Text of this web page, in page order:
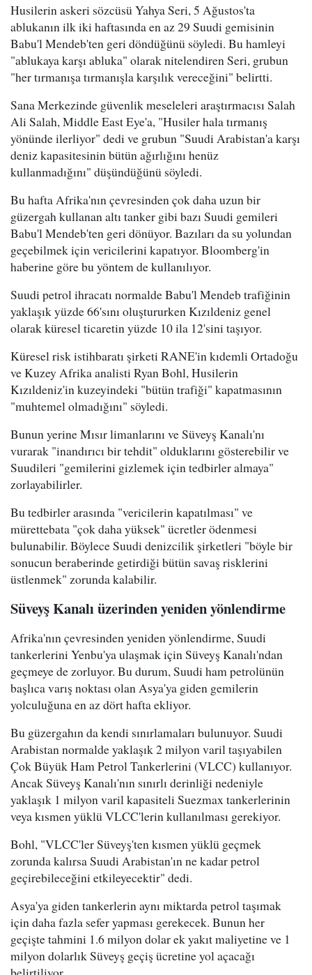
Husilerin askeri sözcüsü Yahya Seri, 5 Ağustos'ta
ablukanın ilk iki haftasında en az 29 Suudi gemisinin
Babu'l Mendeb'ten geri döndüğünü söyledi. Bu hamleyi
"ablukaya karşı abluka" olarak nitelendiren Seri, grubun
"her tırmanışa tırmanışla karşılık vereceğini" belirtti.
Sana Merkezinde güvenlik meseleleri araştırmacısı Salah
Ali Salah, Middle East Eye'a, "Husiler hala tırmanış
yönünde ilerliyor" dedi ve grubun "Suudi Arabistan'a karşı
deniz kapasitesinin bütün ağırlığını henüz
kullanmadığını" düşündüğünü söyledi.
Bu hafta Afrika'nın çevresinden çok daha uzun bir
güzergah kullanan altı tanker gibi bazı Suudi gemileri
Babu'l Mendeb'ten geri dönüyor. Bazıları da su yolundan
geçebilmek için vericilerini kapatıyor. Bloomberg'in
haberine göre bu yöntem de kullanılıyor.
Suudi petrol ihracatı normalde Babu'l Mendeb trafiğinin
yaklaşık yüzde 66'sını oluştururken Kızıldeniz genel
olarak küresel ticaretin yüzde 10 ila 12'sini taşıyor.
Küresel risk istihbaratı şirketi RANE'in kıdemli Ortadoğu
ve Kuzey Afrika analisti Ryan Bohl, Husilerin
Kızıldeniz'in kuzeyindeki "bütün trafiği" kapatmasının
"muhtemel olmadığını" söyledi.
Bunun yerine Mısır limanlarını ve Süveyş Kanalı'nı
vurarak "inandırıcı bir tehdit" olduklarını gösterebilir ve
Suudileri "gemilerini gizlemek için tedbirler almaya"
zorlayabilirler.
Bu tedbirler arasında "vericilerin kapatılması" ve
mürettebata "çok daha yüksek" ücretler ödenmesi
bulunabilir. Böylece Suudi denizcilik şirketleri "böyle bir
sonucun beraberinde getirdiği bütün savaş risklerini
üstlenmek" zorunda kalabilir.
Süveyş Kanalı üzerinden yeniden yönlendirme
Afrika'nın çevresinden yeniden yönlendirme, Suudi
tankerlerini Yenbu'ya ulaşmak için Süveyş Kanalı'ndan
geçmeye de zorluyor. Bu durum, Suudi ham petrolünün
başlıca varış noktası olan Asya'ya giden gemilerin
yolculuğuna en az dört hafta ekliyor.
Bu güzergahın da kendi sınırlamaları bulunuyor. Suudi
Arabistan normalde yaklaşık 2 milyon varil taşıyabilen
Çok Büyük Ham Petrol Tankerlerini (VLCC) kullanıyor.
Ancak Süveyş Kanalı'nın sınırlı derinliği nedeniyle
yaklaşık 1 milyon varil kapasiteli Suezmax tankerlerinin
veya kısmen yüklü VLCC'lerin kullanılması gerekiyor.
Bohl, "VLCC'ler Süveyş'ten kısmen yüklü geçmek
zorunda kalırsa Suudi Arabistan'ın ne kadar petrol
geçirebileceğini etkileyecektir" dedi.
Asya'ya giden tankerlerin aynı miktarda petrol taşımak
için daha fazla sefer yapması gerekecek. Bunun her
geçişte tahmini 1.6 milyon dolar ek yakıt maliyetine ve 1
milyon dolarlık Süveyş geçiş ücretine yol açacağı